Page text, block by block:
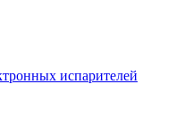
испарителей